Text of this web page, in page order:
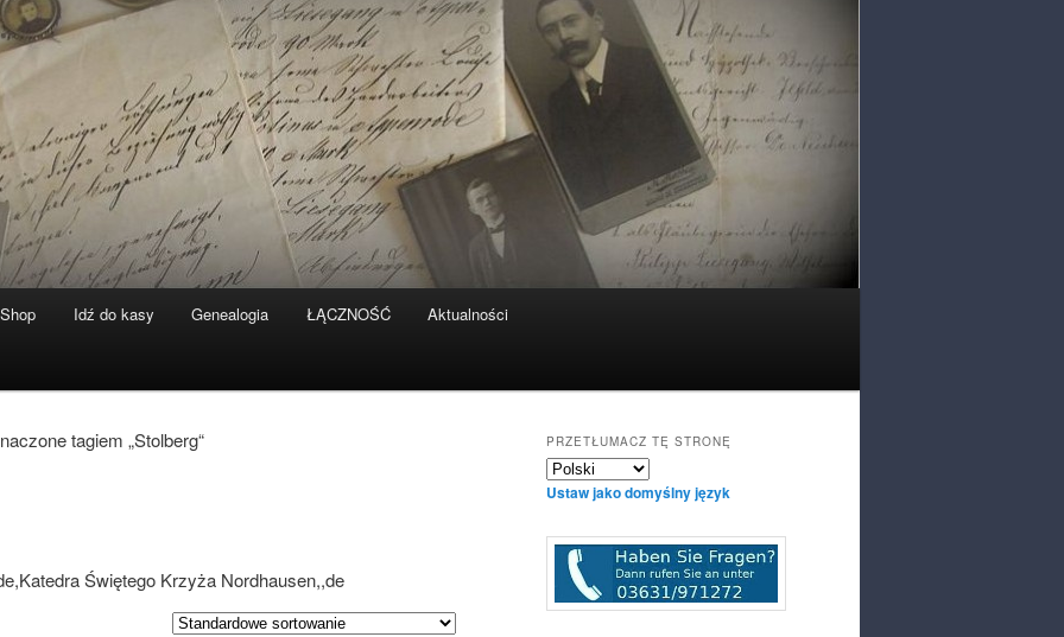
Idź do kasy Genealogia ŁĄCZNOŚĆ Aktualności
tagiem „Stolberg“
Świętego Krzyża Nordhausen,,de
PRZETŁUMACZ TĘ STRONĘ
Ustaw jako domyślny język